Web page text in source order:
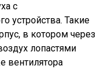
с
устройства. Такие
в котором через
лопастями
вентилятора